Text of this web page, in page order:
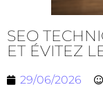
SEO
ET ÉVITEZ
29/06/2026